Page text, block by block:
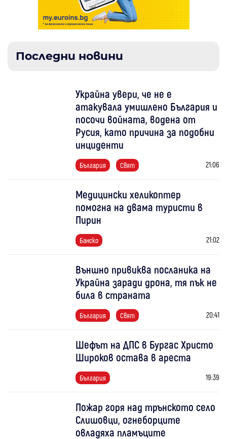
Последни новини
Украйна увери, че не е
атакувала умишлено България и
посочи войната, водена от
Русия, като причина за подобни
инциденти
България Свят 21:06
Медицински хеликоптер
помогна на двама туристи в
Пирин
Банско 21:02
Външно привиква посланика на
Украйна заради дрона, тя пък не
била в страната
България Свят 20:41
Шефът на ДПС в Бургас Христо
Широков остава в ареста
България 19:39
Пожар горя над трънското село
Слишовци, огнеборците
овладяха пламъците